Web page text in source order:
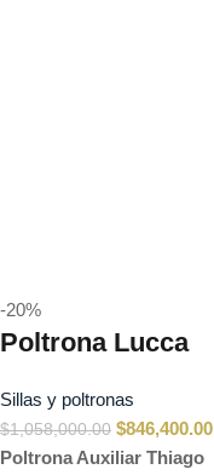
-20%
Poltrona Lucca
Sillas y poltronas
$1,058,000.00 $846,400.00
Poltrona Auxiliar Thiago